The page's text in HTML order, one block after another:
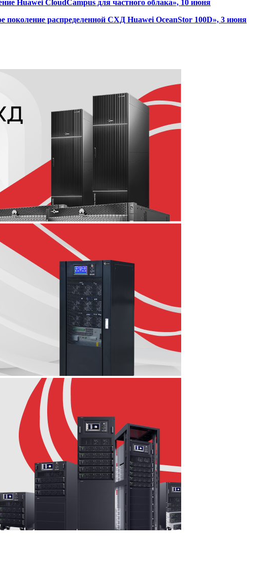
Huawei CloudCampus для частного облака», 10 июня
поколение распределенной СХД Huawei OceanStor 100D», 3 июня